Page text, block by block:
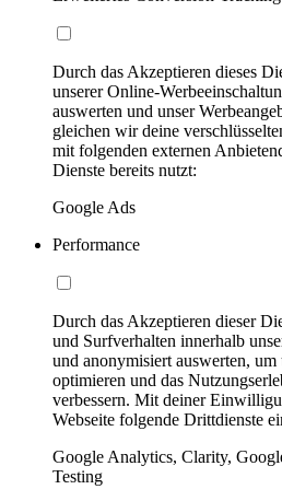
Durch das Akzeptieren dieses
unserer Online-
auswerten und unser
gleichen wir deine
mit folgenden externen
Dienste bereits nutzt:
Google Ads
Performance
Durch das Akzeptieren dieser
und Surfverhalten innerhalb
und anonymisiert auswerten, um
optimieren und das
verbessern. Mit deiner
Webseite folgende Drittdienste
Google Analytics, Clarity,
Testing